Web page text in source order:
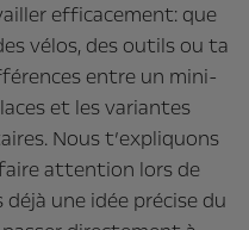
efficacement: que
vélos, des outils ou ta
entre un mini-
et les variantes
Nous t’expliquons
attention lors de
une idée précise du